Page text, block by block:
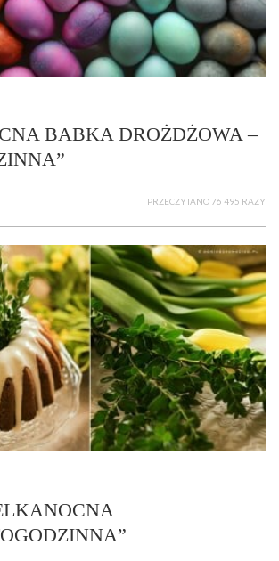
BABKA DROŻDŻOWA –
PRZECZYTANO 76 495 RAZY